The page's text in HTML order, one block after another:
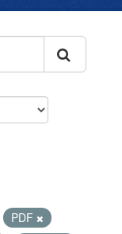
PDF